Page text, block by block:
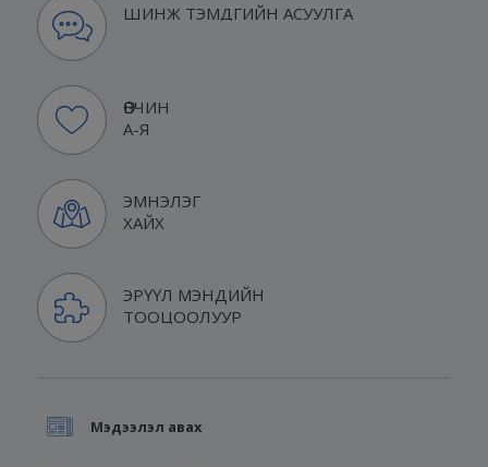
ШИНЖ ТЭМДГИЙН АСУУЛГА
ӨВЧИН
А-Я
ЭМНЭЛЭГ
ХАЙХ
ЭРҮҮЛ МЭНДИЙН
ТООЦООЛУУР
Мэдээлэл авах